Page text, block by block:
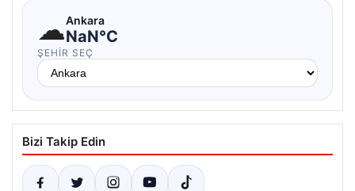
☁Ankara
NaN°C
ŞEHIR SEÇ
Bizi Takip Edin